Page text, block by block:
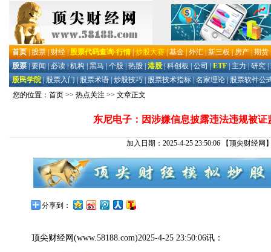
您的位置： 首页 >> 热点关注 >> 文章正文
东尼电子：因涉嫌信息披露违法违规被证
加入日期：2025-4-25 23:50:06 【顶尖财经网
分享到：
顶尖财经网 (www.58188.com)2025-4-25 23:50:06讯：